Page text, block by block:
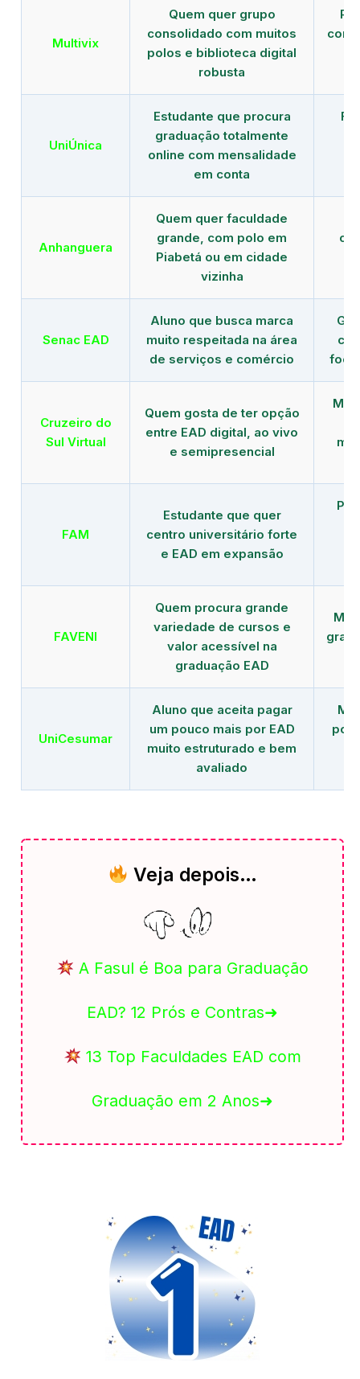
Multivix
Quem quer grupo
consolidado com muitos
polos e biblioteca digital
robusta
com
UniÚnica
Estudante que procura
graduação totalmente
online com mensalidade
em conta
Anhanguera
Quem quer faculdade
grande, com polo em
Piabetá ou em cidade
vizinha
Senac EAD
Aluno que busca marca
muito respeitada na área
de serviços e comércio
foco
Cruzeiro do
Sul Virtual
Quem gosta de ter opção
entre EAD digital, ao vivo
e semipresencial
FAM
Estudante que quer
centro universitário forte
e EAD em expansão
FAVENI
Quem procura grande
variedade de cursos e
valor acessível na
graduação EAD
UniCesumar
Aluno que aceita pagar
um pouco mais por EAD
muito estruturado e bem
avaliado
Veja depois…
A Fasul é Boa para Graduação
EAD? 12 Prós e Contras➜
13 Top Faculdades EAD com
Graduação em 2 Anos➜